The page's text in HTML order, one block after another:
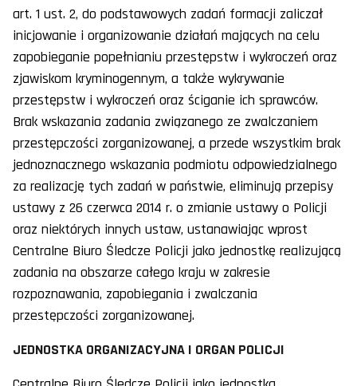
art. 1 ust. 2, do podstawowych zadań formacji zaliczał
inicjowanie i organizowanie działań mających na celu
zapobieganie popełnianiu przestępstw i wykroczeń oraz
zjawiskom kryminogennym, a także wykrywanie
przestępstw i wykroczeń oraz ściganie ich sprawców.
Brak wskazania zadania związanego ze zwalczaniem
przestępczości zorganizowanej, a przede wszystkim brak
jednoznacznego wskazania podmiotu odpowiedzialnego
za realizację tych zadań w państwie, eliminują przepisy
ustawy z 26 czerwca 2014 r. o zmianie ustawy o Policji
oraz niektórych innych ustaw, ustanawiając wprost
Centralne Biuro Śledcze Policji jako jednostkę realizującą
zadania na obszarze całego kraju w zakresie
rozpoznawania, zapobiegania i zwalczania
przestępczości zorganizowanej.
JEDNOSTKA ORGANIZACYJNA I ORGAN POLICJI